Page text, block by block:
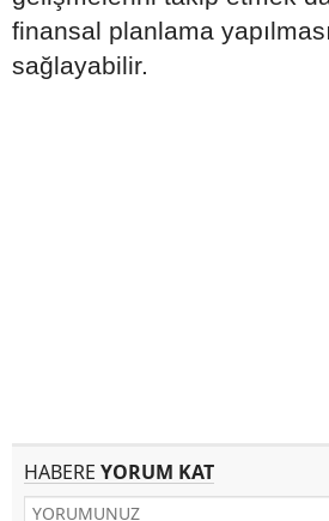
finansal planlama
sağlayabilir.
HABERE YORUM KAT